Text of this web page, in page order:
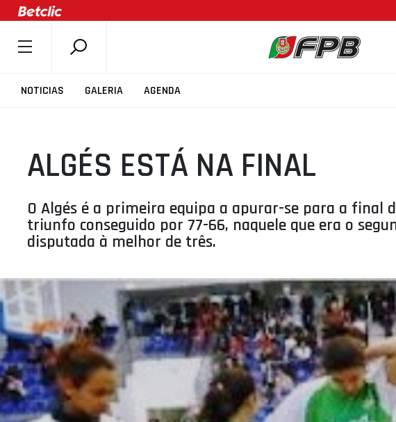
NOTICIAS GALERIA AGENDA
SOBRE A FPB
COMPETIÇÕES
ASSOCIAÇÕES
CLUBES
AGENTES
SELEÇÕES
MINIBASQUETE
ÁREA TÉCNICA
PROJETOS
ALGÉS ESTÁ NA FINAL
O Algés é a primeira equipa a apurar-se para a final
triunfo conseguido por 77-66, naquele que era o
disputada à melhor de três.